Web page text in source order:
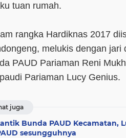
tuan rumah.
rangka Hardiknas 2017
melukis dengan jari
PAUD Pariaman Reni
Pariaman Lucy Genius.
juga
Bunda PAUD Kecamatan,
sesungguhnya